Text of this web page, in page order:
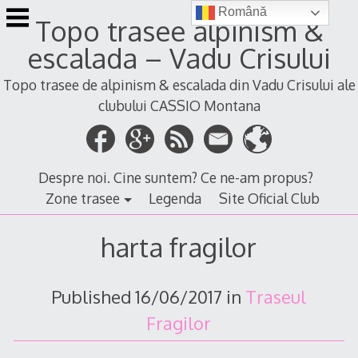
Skip
to
Topo trasee alpinism &
escalada – Vadu Crisului
Topo trasee de alpinism & escalada din Vadu Crisului ale
clubului CASSIO Montana
Despre noi. Cine suntem? Ce ne-am propus?
Zone trasee
Legenda Site Oficial Club
harta fragilor
Published16/06/2017 in Traseul
Fragilor
Română